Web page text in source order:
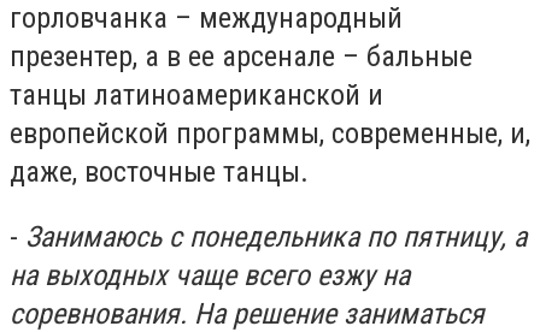
горловчанка – международный
презентер, а в ее арсенале – бальные
танцы латиноамериканской и
европейской программы, современные, и,
даже, восточные танцы.
- Занимаюсь с понедельника по пятницу, а
на выходных чаще всего езжу на
соревнования. На решение заниматься